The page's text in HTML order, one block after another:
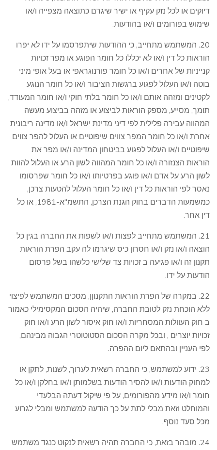
דיוקים או לכל נזק עקיף או ישיר שיגרם כתוצאה מצפייה ו/או
שימוש בפורומים ו/או בהודעות.
20. המשתמש מתחייב, כי ההודעות שיתפרסמו על ידו לא יפרו
הוראות כל דין ו/או לא יכללו כל חומר הפוגע או מפר זכויות
קנייניות של אחרים ו/או כל חומר פורנוגראפי או בעל אופי מיני
בוטה ו/או העלול לפגוע ברגשות הציבור ו/או כל חומר הנוגע
לקטינים ומזהה אותם ו/או כל חומר בלתי חוקי ו/או חומר המעודד,
תומך, מסייע, מספק הוראות לביצוע או מזהה בביצוע מעשה
המהווה עבירה פלילית לפי דיני מדינת ישראל ו/או מדינה ריבונית
אחרת ו/או כל חומר המפר צווים שיפוטיים או העלול להפר צווים
שיפוטיים ו/או העלול לפגוע בביטחון המדינה ו/או מפר את
הוראות הצנזורה ו/או כל חומר המהווה לשון הרע או העלול להוות
לשון הרע על אדם ו/או פוגע בפרטיותו ו/או כל חומר שפרסומו
נאסר לפי הוראות כל דין ו/או כל חומר העלול להטעות צרכן,
כמשמעות הדברים בחוק הגנת הצרכן, התשמ"א-1981, או כל
דין אחר.
21. המשתמש מתחייב לפצות ו/או לשפות את החברה בגין כל
הוצאה ו/או נזק ו/או חסרון כיס שיגרמו לה עקב הפרת הוראות
תקנון זה ו/או פגיעה ב זכויות צד שלישי כלשהו בשל פרסום
הודעות על ידו.
22. במקרה של הפרת הוראות התקנוןן, מסכים המשתמש לפיצוי
ללא הוכחת נזק לטובת החברה, שיהיה הסכום המקסימילי כאמור
ב חוק העוולות המסחריות ו/או חוק איסור לשון הרע ו/או חוק
זכויות יוצרים , ובכל מקרה הסכום הסטוטוטרי הגבוה מבינהם,
לפי העניין ובהתאם ליום ההפרה.
23. ידוע למשתמש, כי החברה רשאית לערוך, לשנות, לתקן או
למחוק הודעות ו/או להסיר הודעות בשלמותן ו/או בחלקן ו/או כל
חומר ו/או מידע מהפורומים, על פי שיקול דעתה הבלעדי
והמוחלט וזאת מבלי לתת על כך הודעה למשתמש ומבלי לגרוע
מכל סעד נוסף.
24. מובהר בזאת, כי החברה תהיה רשאית לנקוט כנגד משתמש